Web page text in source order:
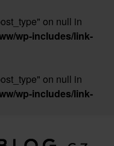
on null in
wp-includes/link-
on null in
wp-includes/link-